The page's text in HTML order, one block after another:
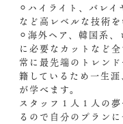
⚪︎ハイライト、バレ
など高レベルな技術を
⚪︎海外ヘア、韓国系
に必要なカットなど全
常に最先端のトレン
籍しているため一生
が学べます。
スタッフ１人１人の
るので自分のプラン